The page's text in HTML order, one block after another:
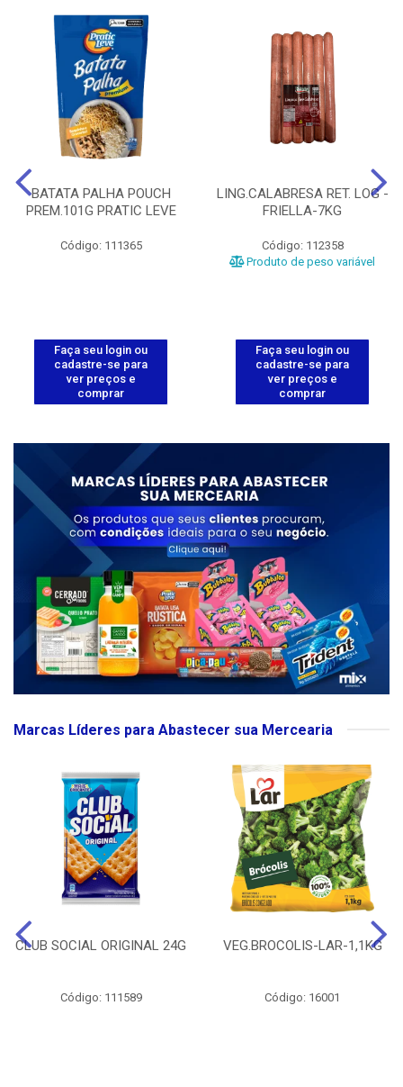
BATATA PALHA POUCH
PREM.101G PRATIC LEVE
Código: 111365
Faça seu login ou
cadastre-se para
ver preços e
comprar
LING.CALABRESA RET. LOG -
FRIELLA-7KG
Código: 112358
Produto de peso variável
Faça seu login ou
cadastre-se para
ver preços e
comprar
Marcas Líderes para Abastecer sua Mercearia
CLUB SOCIAL ORIGINAL 24G
Código: 111589
VEG.BROCOLIS-LAR-1,1KG
Código: 16001